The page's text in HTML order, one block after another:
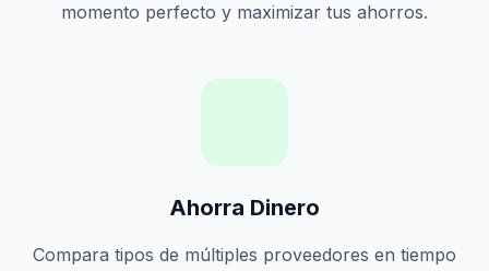
momento perfecto y maximizar tus ahorros.
Ahorra Dinero
Compara tipos de múltiples proveedores en tiempo